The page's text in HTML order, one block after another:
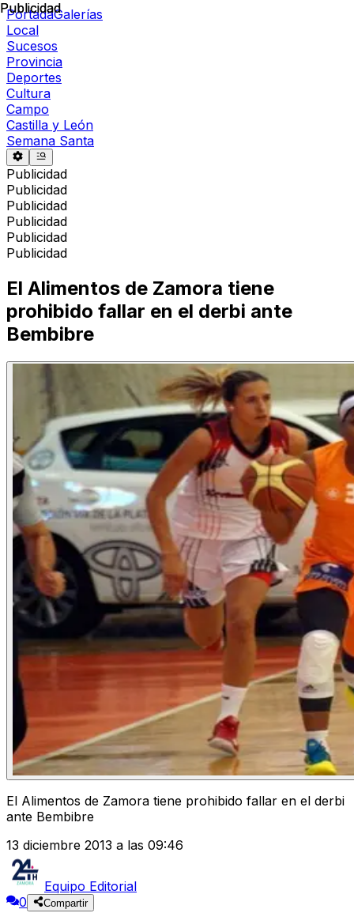
PortadaGalerías
Local
Sucesos
Provincia
Deportes
Cultura
Campo
Castilla y León
Semana Santa
Publicidad
Publicidad
Publicidad
Publicidad
Publicidad
Publicidad
Publicidad
El Alimentos de Zamora tiene
prohibido fallar en el derbi ante
Bembibre
El Alimentos de Zamora tiene prohibido fallar en el derbi
ante Bembibre
13 diciembre 2013 a las 09:46
Equipo Editorial
0
Compartir
Publicidad